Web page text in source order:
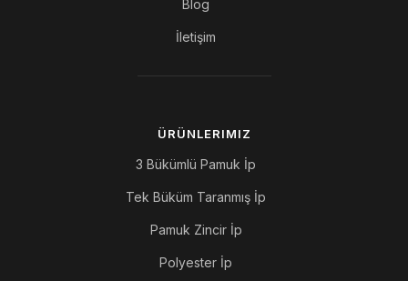
Blog
İletişim
ÜRÜNLERIMIZ
3 Bükümlü Pamuk İp
Tek Büküm Taranmış İp
Pamuk Zincir İp
Polyester İp